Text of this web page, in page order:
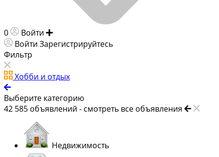
0 Войти
Войти Зарегистрируйтесь
Фильтр
Хобби и отдых
Выберите категорию
42 585 объявлений - смотреть все объявления
Недвижимость